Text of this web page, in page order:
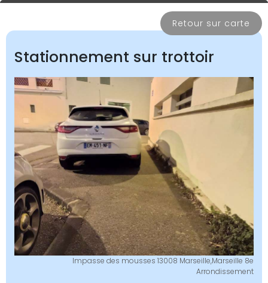
Retour sur carte
Stationnement sur trottoir
Impasse des mousses 13008 Marseille,Marseille 8e
Arrondissement